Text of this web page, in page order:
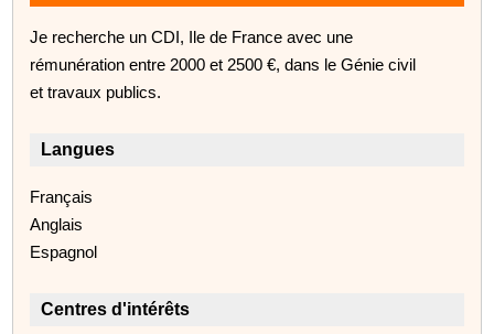
Je recherche un CDI, Ile de France avec une
rémunération entre 2000 et 2500 €, dans le Génie civil
et travaux publics.
Langues
Français
Anglais
Espagnol
Centres d'intérêts